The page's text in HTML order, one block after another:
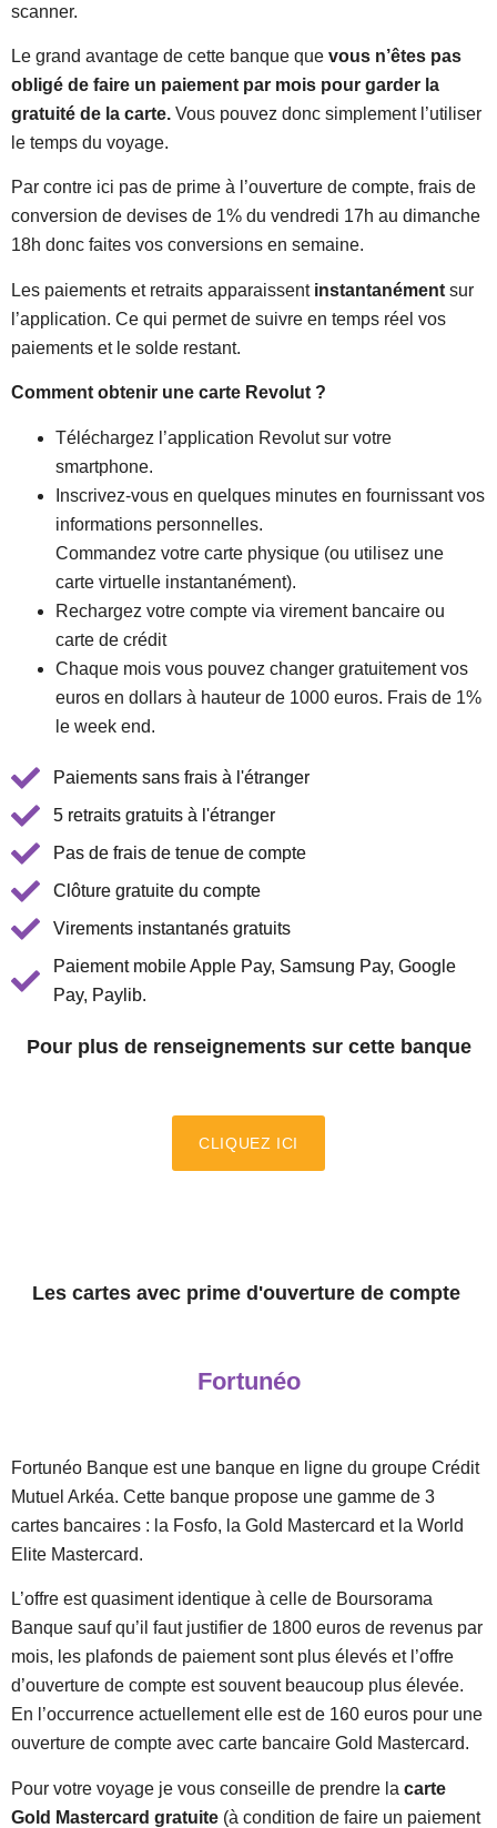
scanner.
Le grand avantage de cette banque que vous n’êtes pas
obligé de faire un paiement par mois pour garder la
gratuité de la carte. Vous pouvez donc simplement l’utiliser
le temps du voyage.
Par contre ici pas de prime à l’ouverture de compte, frais de
conversion de devises de 1% du vendredi 17h au dimanche
18h donc faites vos conversions en semaine.
Les paiements et retraits apparaissent instantanément sur
l’application. Ce qui permet de suivre en temps réel vos
paiements et le solde restant.
Comment obtenir une carte Revolut ?
Téléchargez l’application Revolut sur votre
smartphone.
Inscrivez-vous en quelques minutes en fournissant vos
informations personnelles.
Commandez votre carte physique (ou utilisez une
carte virtuelle instantanément).
Rechargez votre compte via virement bancaire ou
carte de crédit
Chaque mois vous pouvez changer gratuitement vos
euros en dollars à hauteur de 1000 euros. Frais de 1%
le week end.
Paiements sans frais à l'étranger
5 retraits gratuits à l'étranger
Pas de frais de tenue de compte
Clôture gratuite du compte
Virements instantanés gratuits
Paiement mobile Apple Pay, Samsung Pay, Google
Pay, Paylib.
Pour plus de renseignements sur cette banque
CLIQUEZ ICI
Les cartes avec prime d'ouverture de compte
Fortunéo
Fortunéo Banque est une banque en ligne du groupe Crédit
Mutuel Arkéa. Cette banque propose une gamme de 3
cartes bancaires : la Fosfo, la Gold Mastercard et la World
Elite Mastercard.
L’offre est quasiment identique à celle de Boursorama
Banque sauf qu’il faut justifier de 1800 euros de revenus par
mois, les plafonds de paiement sont plus élevés et l’offre
d’ouverture de compte est souvent beaucoup plus élevée.
En l’occurrence actuellement elle est de 160 euros pour une
ouverture de compte avec carte bancaire Gold Mastercard.
Pour votre voyage je vous conseille de prendre la carte
Gold Mastercard gratuite (à condition de faire un paiement